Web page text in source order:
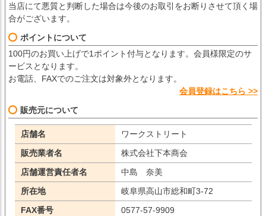
当店にて悪質と判断した場合は今後のお取引をお断りさせて頂く場
合がございます。
ポイントについて
100円のお買い上げで1ポイント付与となります。会員様限定のサ
ービスとなります。
お電話、FAXでのご注文は対象外となります。
会員登録はこちら >>
販売元について
店舗名
ワークストリート
販売業者名
株式会社下本商会
店舗運営責任者名
中島 奈美
所在地
岐阜県高山市総和町3-72
FAX番号
0577-57-9909